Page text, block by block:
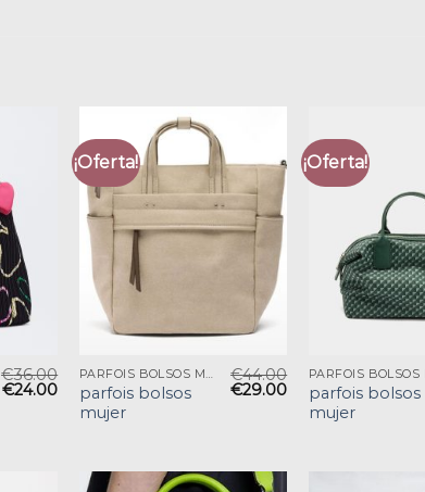
€36.00
€24.00
¡Oferta!
parfois bolsos
mujer
€44.00
€29.00
¡Oferta!
parfois bolsos
mujer